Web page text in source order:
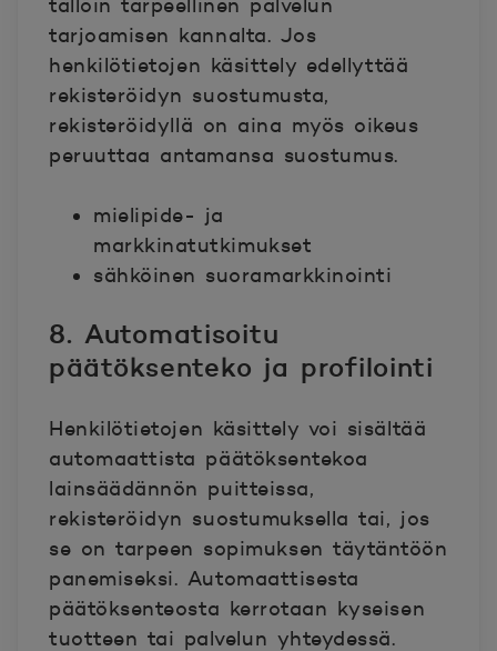
tällöin tarpeellinen palvelun
tarjoamisen kannalta. Jos
henkilötietojen käsittely edellyttää
rekisteröidyn suostumusta,
rekisteröidyllä on aina myös oikeus
peruuttaa antamansa suostumus.
mielipide- ja
markkinatutkimukset
sähköinen suoramarkkinointi
8. Automatisoitu
päätöksenteko ja profilointi
Henkilötietojen käsittely voi sisältää
automaattista päätöksentekoa
lainsäädännön puitteissa,
rekisteröidyn suostumuksella tai, jos
se on tarpeen sopimuksen täytäntöön
panemiseksi. Automaattisesta
päätöksenteosta kerrotaan kyseisen
tuotteen tai palvelun yhteydessä.